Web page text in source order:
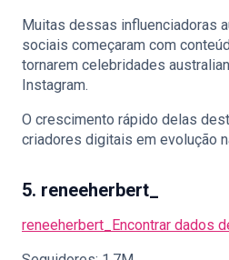
Muitas dessas influenciadoras
sociais começaram com
tornarem celebridades
Instagram.
O crescimento rápido delas
criadores digitais em evolução
5. reneeherbert_
reneeherbert_ Encontrar dados